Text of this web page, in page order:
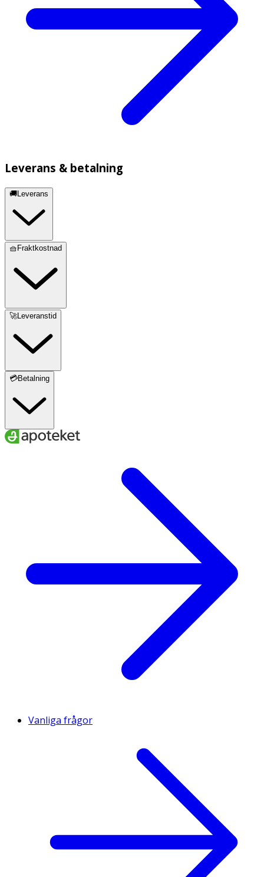
Leverans & betalning
🚚Leverans
🧺Fraktkostnad
🚀Leveranstid
💳Betalning
Vanliga frågor